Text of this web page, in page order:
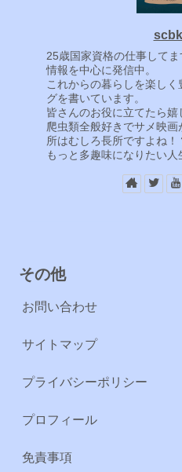
25歳国家資格の仕事して
情報を中心に発信中。
これからの暮らしを楽し
グを書いています。
皆さんのお役に立てたら嬉
爬虫類全般好きでサメ映
所はむしろ長所ですよね！
もっと多趣味になりたい人
その他
お問い合わせ
サイトマップ
プライバシーポリシー
プロフィール
免責事項